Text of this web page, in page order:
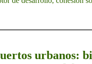
urbanos: